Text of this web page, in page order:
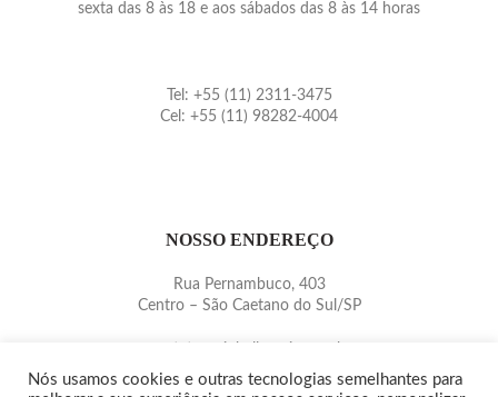
sexta das 8 às 18 e aos sábados das 8 às 14 horas
Tel: +55 (11) 2311-3475
Cel: +55 (11) 98282-4004
NOSSO ENDEREÇO
Rua Pernambuco, 403
Centro – São Caetano do Sul/SP
www.pinballmania.com.br
Nós usamos cookies e outras tecnologias semelhantes para